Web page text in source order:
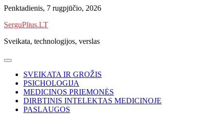
Skip
content
Penktadienis, 7 rugpjūčio, 2026
SerguPlius.LT
Sveikata, technologijos, verslas
SVEIKATA IR GROŽIS
PSICHOLOGIJA
MEDICINOS PRIEMONĖS
DIRBTINIS INTELEKTAS MEDICINOJE
PASLAUGOS